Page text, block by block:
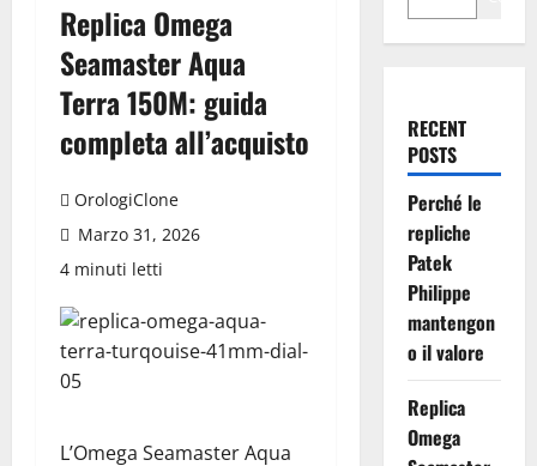
Replica Omega
Seamaster Aqua
Terra 150M: guida
completa all’acquisto
OrologiClone
Marzo 31, 2026
4 minuti letti
L’Omega Seamaster Aqua
RECENT
POSTS
Perché le
repliche
Patek
Philippe
mantengon
o il valore
Replica
Omega